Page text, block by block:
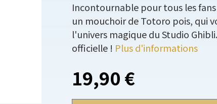
Incontournable pour tous les
un mouchoir de Totoro pois, qui
l'univers magique du Studio
officielle ! Plus d'informations
19,90 €